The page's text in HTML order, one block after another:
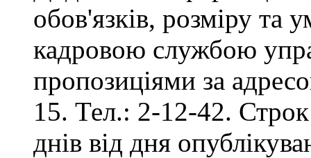
обов'язків, розміру та
кадровою службою
пропозиціями за
15. Тел.: 2-12-42.
днів від дня